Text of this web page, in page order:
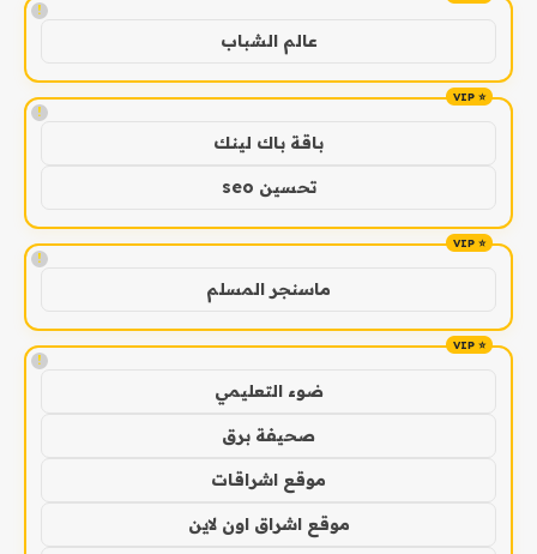
!
عالم الشباب
!
باقة باك لينك
تحسين seo
!
ماسنجر المسلم
!
ضوء التعليمي
صحيفة برق
موقع اشراقات
موقع اشراق اون لاين